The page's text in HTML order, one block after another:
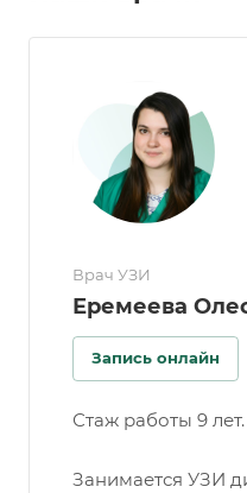
Врач УЗИ
Еремеева
Запись онлайн
Стаж работы 9 лет.
Занимается УЗИ